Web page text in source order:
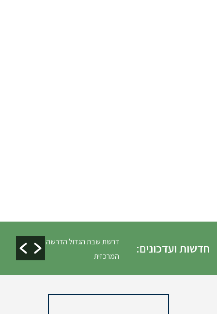
חדשות ועדכונים:
דרשת שבת הגדול הדרשה
המרכזית